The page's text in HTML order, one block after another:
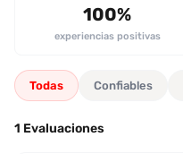
100%
experiencias positivas
Todas Confiables
1 Evaluaciones